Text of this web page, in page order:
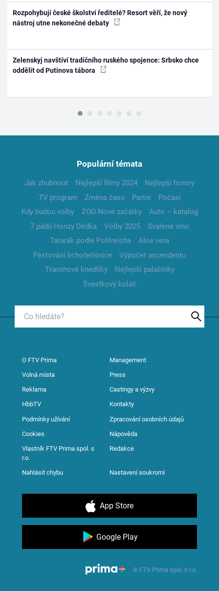
Rozpohybují české školství ředitelé? Resort věří, že nový
nástroj utne nekonečné debaty
Zelenskyj navštíví tradičního ruského spojence: Srbsko chce
oddělit od Putinova tábora
Populární témata
Jak zhubnout Nejlepší filmy 2024
Nejlepší horory
TV program
Změna času Partie
Počasí
Kdy budou volby
ZOO Nové začátky
Auto – katalog
7 pádů Honzy Dědka
Volby 2025
Svařené víno
Tatarák podle Pohlreicha
Aloe vera
Pěstování lichořeřišnice
Výpočet ascendentu
Tvarohové knedlíky
Nejlepší palačinky
Švestkový koláč
O FTV Prima Management
Volná místa Press
Reklama Castingy a výzvy
HbbTV Kontakty
Podmínky užívání Zpracování osobních údajů
Cookies Nápověda
Vlastník FTV Prima spol. s
r.o.
Redakce
Nahlásit chybu Nastavení soukromí
App Store
Google Play
© FTV Prima spol. s r.o.